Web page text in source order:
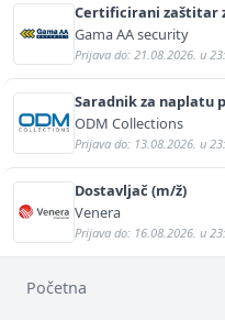
Certificirani zaštitar
predstavništva (m/ž)
Gama AA security
Prijava do: 21.08.2026. u
Saradnik za naplatu
ODM Collections
Prijava do: 13.08.2026. u
Dostavljač (m/ž)
Venera
Prijava do: 16.08.2026. u
Početna